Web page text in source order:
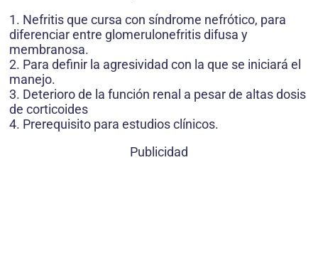
1. Nefritis que cursa con síndrome nefrótico, para
diferenciar entre glomerulonefritis difusa y
membranosa.
2. Para definir la agresividad con la que se iniciará el
manejo.
3. Deterioro de la función renal a pesar de altas dosis
de corticoides
4. Prerequisito para estudios clínicos.
Publicidad